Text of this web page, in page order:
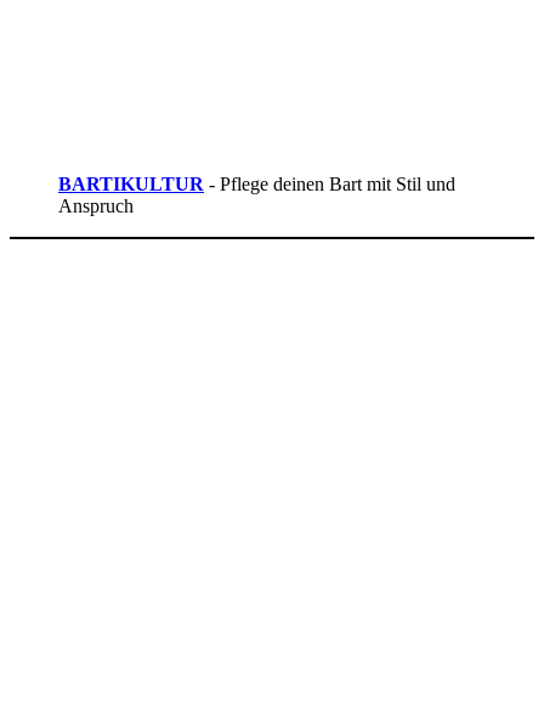
BARTIKULTUR - Pflege deinen Bart mit Stil und
Anspruch